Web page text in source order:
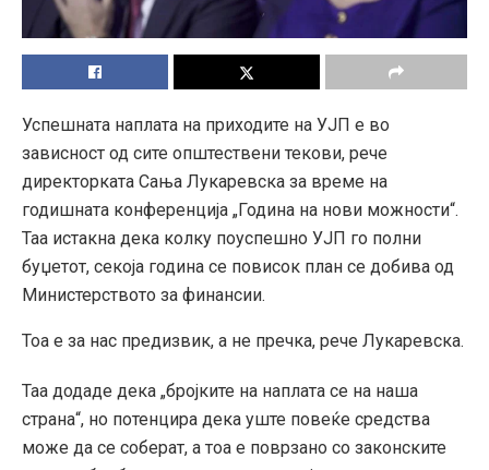
Успешната наплата на приходите на УЈП е во
зависност од сите општествени текови, рече
директорката Сања Лукаревска за време на
годишната конференција „Година на нови можности“.
Таа истакна дека колку поуспешно УЈП го полни
буџетот, секоја година се повисок план се добива од
Министерството за финансии.
Тоа е за нас предизвик, а не пречка, рече Лукаревска.
Таа додаде дека „бројките на наплата се на наша
страна“, но потенцира дека уште повеќе средства
може да се соберат, а тоа е поврзано со законските